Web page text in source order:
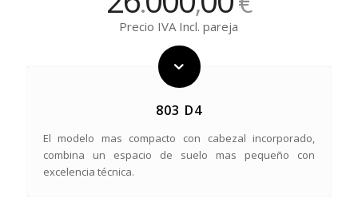
Precio IVA Incl. pareja
803 D4
El modelo mas compacto con cabezal incorporado,
combina un espacio de suelo mas pequeño con
excelencia técnica.